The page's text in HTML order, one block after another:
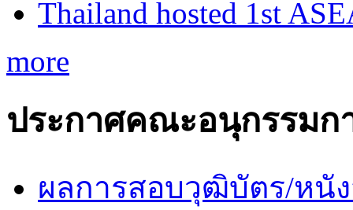
Thailand hosted 1st
more
ประกาศคณะอนุกรรมก
ผลการสอบวุฒิบัตร/หนั